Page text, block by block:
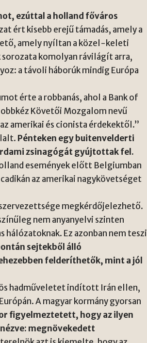
ezúttal a holland főváros
ért kisebb erejű támadás, amely a
amely nyíltan a közel-keleti
komolyan rávilágít arra,
a távoli háborúk mindig Európa
érte a robbanás, ahol a Bank of
Követői Mozgalom nevű
amerikai és cionista érdekektől.”
Pénteken egy buitenvelderti
zsinagógát gyújtottak fel.
események előtt Belgiumban
az amerikai nagykövetséget
megkérdőjelezhető.
nem anyanyelvi szinten
Ez azonban nem teszi
sejtekből álló
felderíthetők, mint a jól
hadműveletet indított Irán ellen,
A magyar kormány gyorsan
figyelmeztetett, hogy az ilyen
megnövekedett